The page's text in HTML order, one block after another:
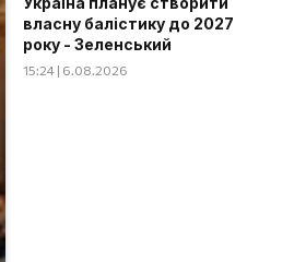
власну балістику до 2027
року - Зеленський
15:24 | 6.08.2026